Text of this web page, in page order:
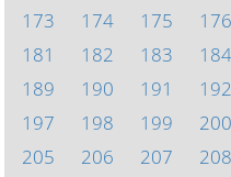
173
174 175 176
181
182 183 184
189
190 191 192
197
198 199 200
205
206 207 208